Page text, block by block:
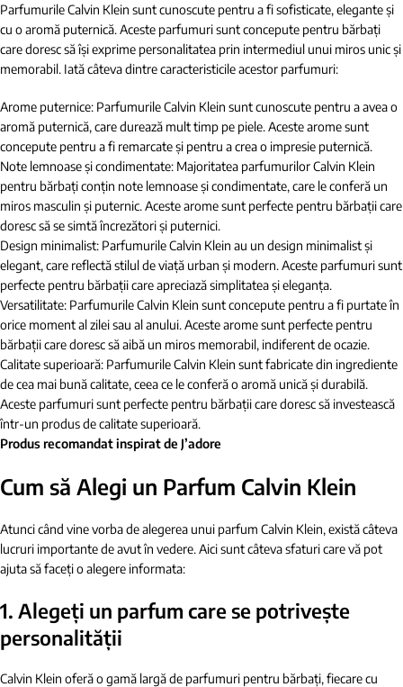
Parfumurile Calvin Klein sunt cunoscute pentru a fi sofisticate, elegante și
cu o aromă puternică. Aceste parfumuri sunt concepute pentru bărbați
care doresc să își exprime personalitatea prin intermediul unui miros unic și
memorabil. Iată câteva dintre caracteristicile acestor parfumuri:
Arome puternice: Parfumurile Calvin Klein sunt cunoscute pentru a avea o
aromă puternică, care durează mult timp pe piele. Aceste arome sunt
concepute pentru a fi remarcate și pentru a crea o impresie puternică.
Note lemnoase și condimentate: Majoritatea parfumurilor Calvin Klein
pentru bărbați conțin note lemnoase și condimentate, care le conferă un
miros masculin și puternic. Aceste arome sunt perfecte pentru bărbații care
doresc să se simtă încrezători și puternici.
Design minimalist: Parfumurile Calvin Klein au un design minimalist și
elegant, care reflectă stilul de viață urban și modern. Aceste parfumuri sunt
perfecte pentru bărbații care apreciază simplitatea și eleganța.
Versatilitate: Parfumurile Calvin Klein sunt concepute pentru a fi purtate în
orice moment al zilei sau al anului. Aceste arome sunt perfecte pentru
bărbații care doresc să aibă un miros memorabil, indiferent de ocazie.
Calitate superioară: Parfumurile Calvin Klein sunt fabricate din ingrediente
de cea mai bună calitate, ceea ce le conferă o aromă unică și durabilă.
Aceste parfumuri sunt perfecte pentru bărbații care doresc să investească
într-un produs de calitate superioară.
Produs recomandat inspirat de J’adore
Cum să Alegi un Parfum Calvin Klein
Atunci când vine vorba de alegerea unui parfum Calvin Klein, există câteva
lucruri importante de avut în vedere. Aici sunt câteva sfaturi care vă pot
ajuta să faceți o alegere informata:
1. Alegeți un parfum care se potrivește
personalității
Calvin Klein oferă o gamă largă de parfumuri pentru bărbați, fiecare cu